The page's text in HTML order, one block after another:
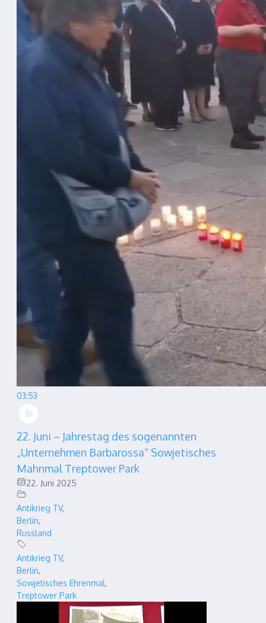
03:53
22. Juni – Jahrestag des sogenannten
„Unternehmen Barbarossa“ Sowjetisches
Mahnmal Treptower Park
22. Juni 2025
Antikrieg TV,
Berlin,
Russland
Antikrieg TV,
Berlin,
Sowjetisches Ehrenmal,
Treptower Park